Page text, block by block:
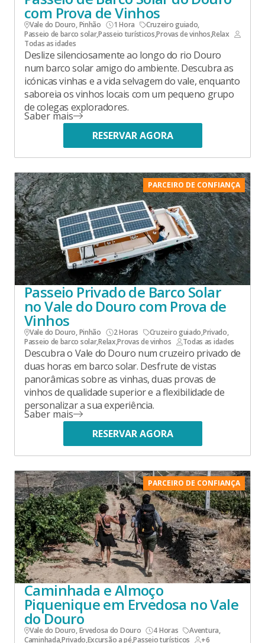
com Prova de Vinhos
Vale do Douro, Pinhão 1 Hora Cruzeiro guiado,
Passeio de barco solar,Passeio turísticos,Provas de vinhos,Relax
Todas as idades
Deslize silenciosamente ao longo do rio Douro
num barco solar amigo do ambiente. Descubra as
icónicas vinhas e a vida selvagem do vale, enquanto
saboreia os vinhos locais com um pequeno grupo
de colegas exploradores.
Saber mais
RESERVAR AGORA
PARCEIRO DE CONFIANÇA
Passeio Privado de Barco Solar
no Vale do Douro com Prova de
Vinhos
Vale do Douro, Pinhão 2 Horas Cruzeiro guiado,Privado,
Passeio de barco solar,Relax,Provas de vinhos Todas as idades
Descubra o Vale do Douro num cruzeiro privado de
duas horas em barco solar. Desfrute de vistas
panorâmicas sobre as vinhas, duas provas de
vinhos de qualidade superior e a flexibilidade de
personalizar a sua experiência.
Saber mais
RESERVAR AGORA
PARCEIRO DE CONFIANÇA
Caminhada e Almoço
Piquenique em Ervedosa no Vale
do Douro
Vale do Douro, Ervedosa do Douro 4 Horas Aventura,
Caminhada,Privado,Excursão a pé,Passeio turísticos +6